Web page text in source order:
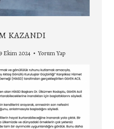
KAZANDI
Ekim 2024 Yorum Yap